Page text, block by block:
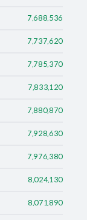
7,688,536
7,737,620
7,785,370
7,833,120
7,880,870
7,928,630
7,976,380
8,024,130
8,071,890